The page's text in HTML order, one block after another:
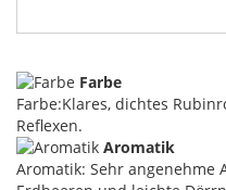
Farbe
Farbe:Klares, dichtes
Reflexen.
Aromatik
Aromatik: Sehr angenehme